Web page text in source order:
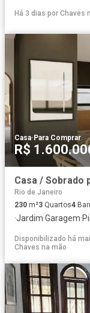
Há 3 dias por Chaves
Casa· Para Comprar
R$
Rio de Janeiro
230 m²3 Quartos4
·Jardim·Garagem·
Disponibilizado há
Chaves na mão